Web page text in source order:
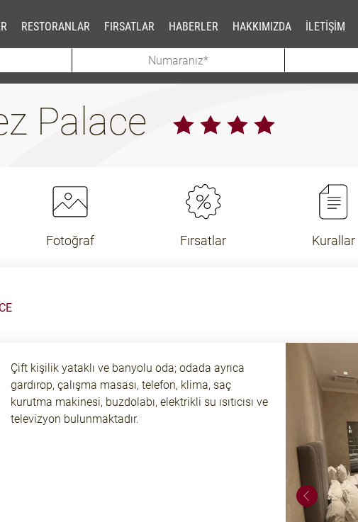
RESTORANLAR FIRSATLAR HABERLER HAKKIMIZDA İLETİŞİM
Palace
Fotoğraf Fırsatlar Kurallar
Çift kişilik yataklı ve banyolu oda; odada ayrıca
gardırop, çalışma masası, telefon, klima, saç
kurutma makinesi, buzdolabı, elektrikli su ısıtıcısı ve
televizyon bulunmaktadır.